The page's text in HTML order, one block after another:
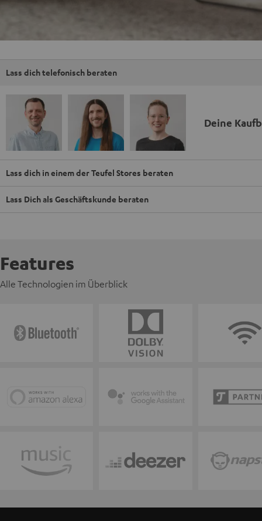
Lass dich telefonisch beraten
Deine
Lass dich in einem der Teufel Stores beraten
Lass Dich als Geschäftskunde beraten
Features
Alle Technologien im Überblick